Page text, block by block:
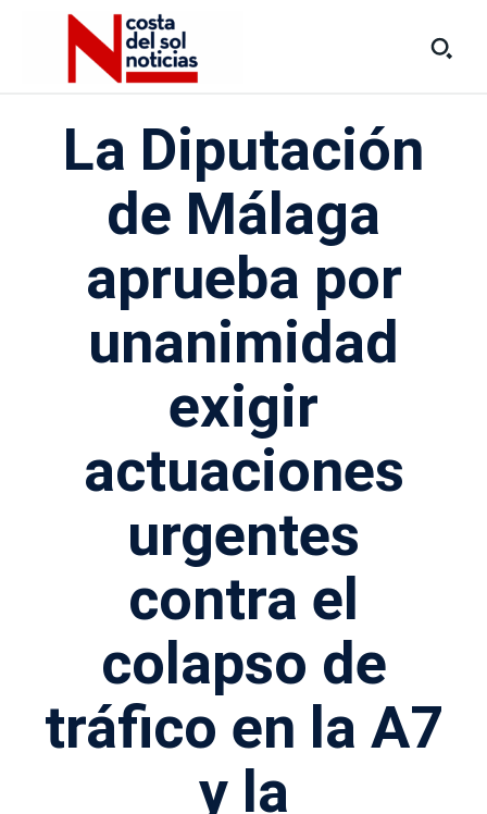
La Diputación
de Málaga
aprueba por
unanimidad
exigir
actuaciones
urgentes
contra el
colapso de
tráfico en la A7
y la